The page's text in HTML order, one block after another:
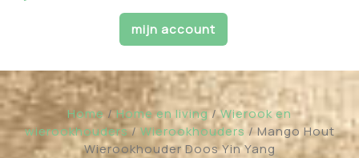
mijn account
Home /Home en living/Wierook en
wierookhouders/ Wierookhouders / Mango Hout
Wierookhouder Doos Yin Yang